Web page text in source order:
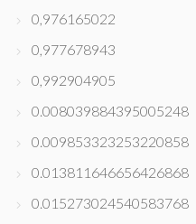
0,976165022
0,977678943
0,992904905
0.008039884395005248
0.009853323253220858
0.013811646656426868
0.015273024540583768